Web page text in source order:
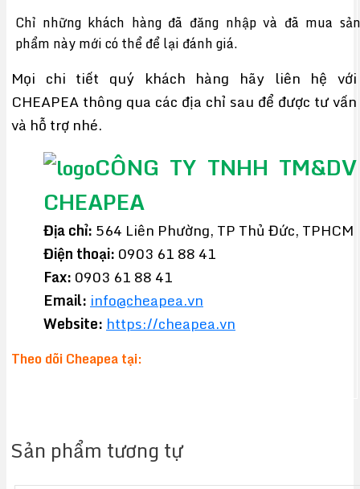
Chỉ những khách hàng đã đăng nhập và đã mua sản
phẩm này mới có thể để lại đánh giá.
Mọi chi tiết quý khách hàng hãy liên hệ với
CHEAPEA thông qua các địa chỉ sau để được tư vấn
và hỗ trợ nhé.
CÔNG TY TNHH TM&DV
CHEAPEA
Địa chỉ: 564 Liên Phường, TP Thủ Đức, TPHCM
Điện thoại: 0903 61 88 41
Fax: 0903 61 88 41
Email: info@cheapea.vn
Website: https://cheapea.vn
Theo dõi Cheapea tại:
Sản phẩm tương tự